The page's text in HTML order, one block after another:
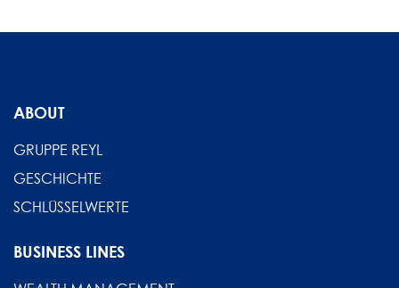
ABOUT
GRUPPE REYL
GESCHICHTE
SCHLÜSSELWERTE
BUSINESS LINES